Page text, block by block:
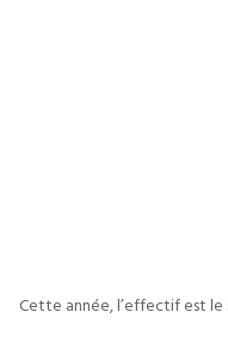
Cette année, l’effectif est le